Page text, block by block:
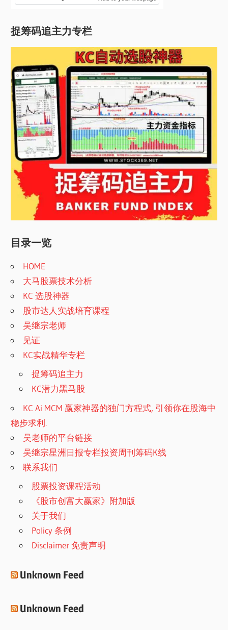
捉筹码追主力专栏
目录一览
HOME
大马股票技术分析
KC 选股神器
股市达人实战培育课程
吴继宗老师
见证
KC实战精华专栏
捉筹码追主力
KC潜力黑马股
KC Ai MCM 赢家神器的独门方程式, 引领你在股海中
稳步求利.
吴老师的平台链接
吴继宗星洲日报专栏投资周刊筹码K线
联系我们
股票投资课程活动
《股市创富大赢家》附加版
关于我们
Policy 条例
Disclaimer 免责声明
Unknown Feed
Unknown Feed